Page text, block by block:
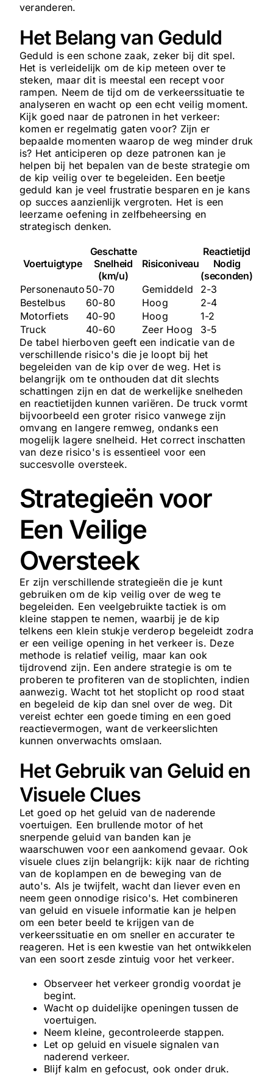
veranderen.
Het Belang van Geduld
Geduld is een schone zaak, zeker bij dit spel.
Het is verleidelijk om de kip meteen over te
steken, maar dit is meestal een recept voor
rampen. Neem de tijd om de verkeerssituatie te
analyseren en wacht op een echt veilig moment.
Kijk goed naar de patronen in het verkeer:
komen er regelmatig gaten voor? Zijn er
bepaalde momenten waarop de weg minder druk
is? Het anticiperen op deze patronen kan je
helpen bij het bepalen van de beste strategie om
de kip veilig over te begeleiden. Een beetje
geduld kan je veel frustratie besparen en je kans
op succes aanzienlijk vergroten. Het is een
leerzame oefening in zelfbeheersing en
strategisch denken.
Voertuigtype
Geschatte
Snelheid
(km/u)
Risiconiveau
Reactietijd
Nodig
(seconden)
Personenauto 50-70 Gemiddeld
2-3
Bestelbus
60-80 Hoog
2-4
Motorfiets
40-90 Hoog
1-2
Truck
40-60 Zeer Hoog
3-5
De tabel hierboven geeft een indicatie van de
verschillende risico's die je loopt bij het
begeleiden van de kip over de weg. Het is
belangrijk om te onthouden dat dit slechts
schattingen zijn en dat de werkelijke snelheden
en reactietijden kunnen variëren. De truck vormt
bijvoorbeeld een groter risico vanwege zijn
omvang en langere remweg, ondanks een
mogelijk lagere snelheid. Het correct inschatten
van deze risico's is essentieel voor een
succesvolle oversteek.
Strategieën voor
Een Veilige
Oversteek
Er zijn verschillende strategieën die je kunt
gebruiken om de kip veilig over de weg te
begeleiden. Een veelgebruikte tactiek is om
kleine stappen te nemen, waarbij je de kip
telkens een klein stukje verderop begeleidt zodra
er een veilige opening in het verkeer is. Deze
methode is relatief veilig, maar kan ook
tijdrovend zijn. Een andere strategie is om te
proberen te profiteren van de stoplichten, indien
aanwezig. Wacht tot het stoplicht op rood staat
en begeleid de kip dan snel over de weg. Dit
vereist echter een goede timing en een goed
reactievermogen, want de verkeerslichten
kunnen onverwachts omslaan.
Het Gebruik van Geluid en
Visuele Clues
Let goed op het geluid van de naderende
voertuigen. Een brullende motor of het
snerpende geluid van banden kan je
waarschuwen voor een aankomend gevaar. Ook
visuele clues zijn belangrijk: kijk naar de richting
van de koplampen en de beweging van de
auto's. Als je twijfelt, wacht dan liever even en
neem geen onnodige risico's. Het combineren
van geluid en visuele informatie kan je helpen
om een beter beeld te krijgen van de
verkeerssituatie en om sneller en accurater te
reageren. Het is een kwestie van het ontwikkelen
van een soort zesde zintuig voor het verkeer.
Observeer het verkeer grondig voordat je
begint.
Wacht op duidelijke openingen tussen de
voertuigen.
Neem kleine, gecontroleerde stappen.
Let op geluid en visuele signalen van
naderend verkeer.
Blijf kalm en gefocust, ook onder druk.